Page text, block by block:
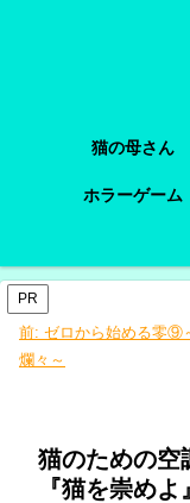
猫の母さん
ホラーゲーム
PR
前: ゼロから始める零⑨
爛々～
猫のための空
『猫を崇め